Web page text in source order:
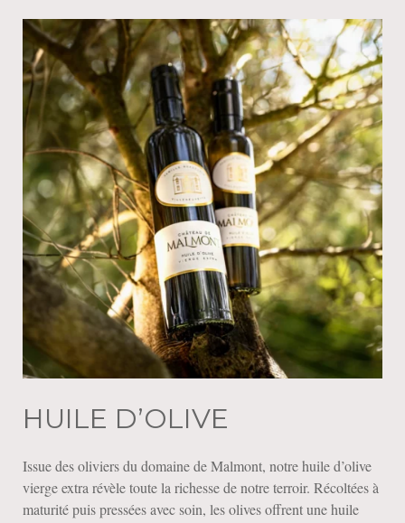
HUILE D’OLIVE
Issue des oliviers du domaine de Malmont, notre huile d’olive
vierge extra révèle toute la richesse de notre terroir. Récoltées à
maturité puis pressées avec soin, les olives offrent une huile